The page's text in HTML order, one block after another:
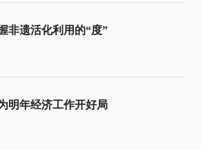
非遗活化利用的“度”
明年经济工作开好局